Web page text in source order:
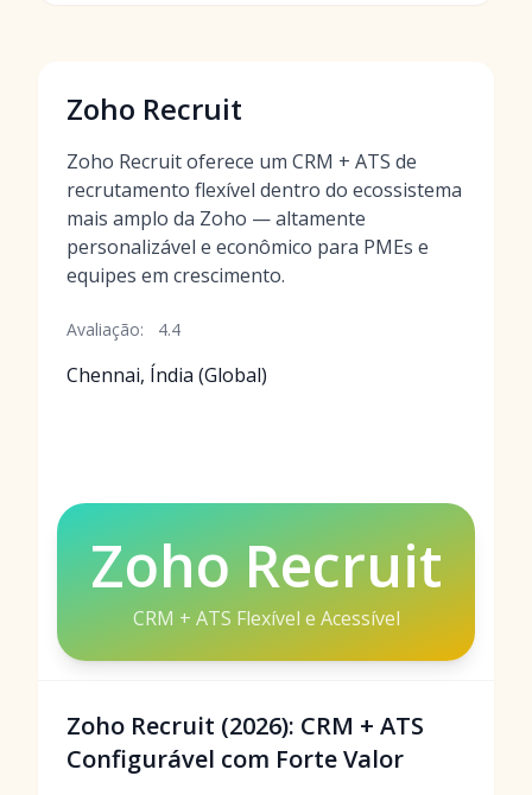
Zoho Recruit
Zoho Recruit oferece um CRM + ATS de
recrutamento flexível dentro do ecossistema
mais amplo da Zoho — altamente
personalizável e econômico para PMEs e
equipes em crescimento.
Avaliação: 4.4
Chennai, Índia (Global)
Zoho Recruit
CRM + ATS Flexível e Acessível
Zoho Recruit (2026): CRM + ATS
Configurável com Forte Valor